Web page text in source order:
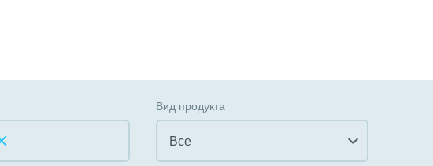
Вид продукта
Все